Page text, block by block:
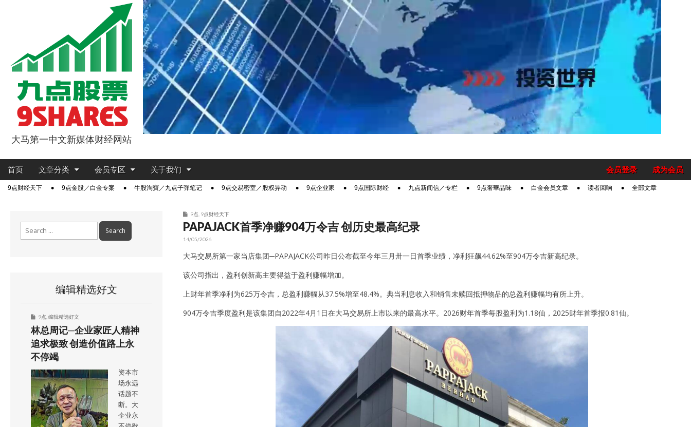
9点股票
大马第一中文新媒体财经网站
Main
Skip
content
首页 文章分类 会员专区 关于我们 成为会员
会员登录
Sub9点财经天下 9点金股／白金专案 牛股淘寶／九点子弹笔记 9点交易密室／股权异动 9点企业家 9点国际财经 九点新闻信／专栏 9点奢華品味 白金会员文章 读者回响 全部文章
9点 9点财经天下
PAPAJACK首季净赚904万令吉 创历史最高纪录
14/05/2026
大马交易所第一家当店集团─PAPAJACK公司昨日公布截至今年三月卅一日首季业绩，净利狂飙44.62%至904万令吉新高纪录。
该公司指出，盈利创新高主要得益于盈利赚幅增加。
上财年首季净利为625万令吉，总盈利赚幅从37.5%增至48.4%。典当利息收入和销售未赎回抵押物品的总盈利赚幅均有所上升。
904万令吉季度盈利是该集团自2022年4月1日在大马交易所上市以来的最高水平。2026财年首季每股盈利为1.18仙，2025财年首季报0.81仙。
编辑精选好文
9点 编辑精选好文
林总周记─企业家匠人精神
追求极致 创造价值路上永
不停竭
资本市
场永远
话题不
断。大
企业永